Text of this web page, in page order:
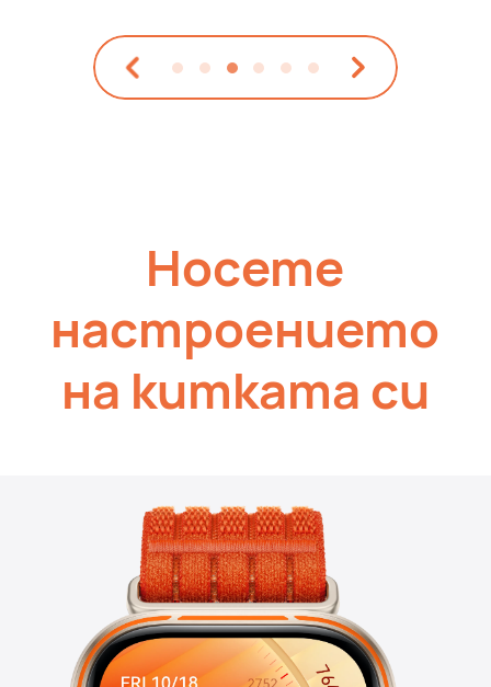
Носете
настроението
на китката си